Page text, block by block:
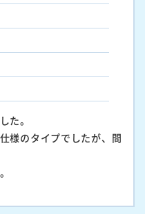
た。
様のタイプでしたが、問